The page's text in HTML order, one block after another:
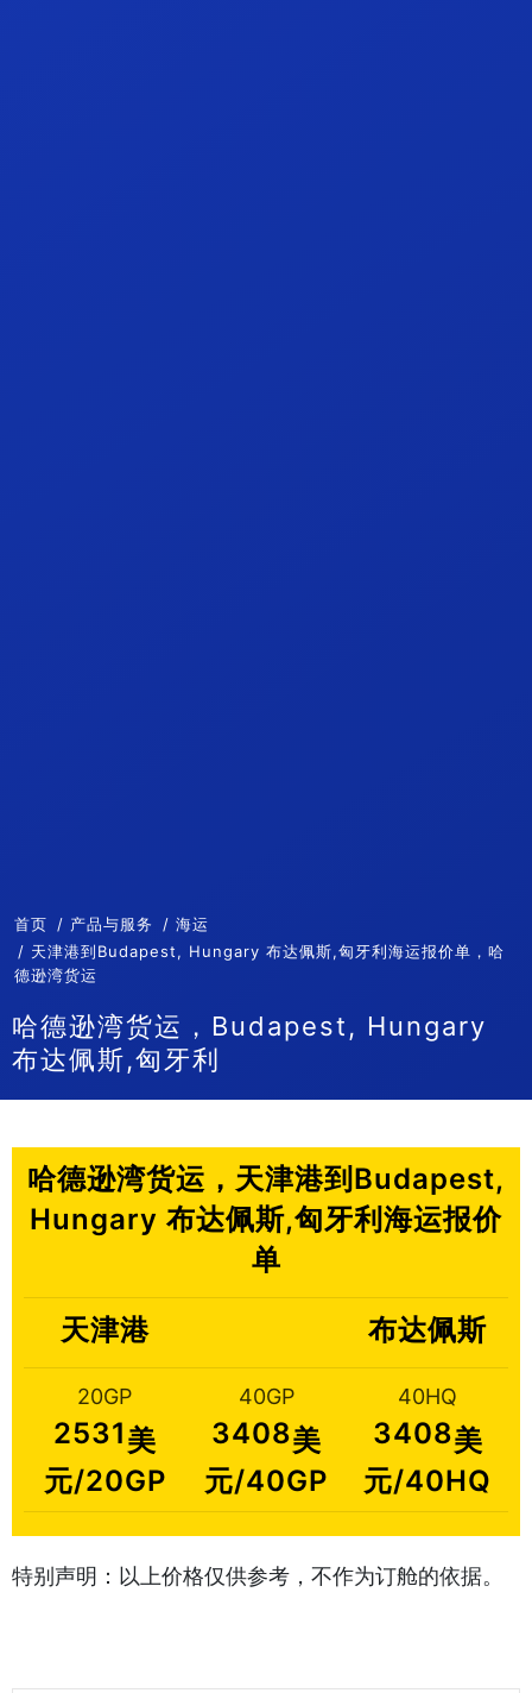
首页 产品与服务
海运
天津港到Budapest, Hungary 布达佩斯,匈牙利海运报价单，哈
德逊湾货运
哈德逊湾货运，Budapest, Hungary
布达佩斯,匈牙利
哈德逊湾货运，天津港到Budapest,
Hungary 布达佩斯,匈牙利海运报价
单
天津港 布达佩斯
20GP
2531美
元/20GP
40GP
3408美
元/40GP
40HQ
3408美
元/40HQ
特别声明：以上价格仅供参考，不作为订舱的依据。